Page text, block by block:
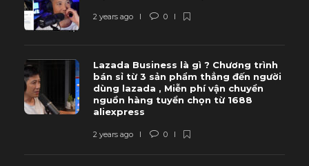
2 years ago 0
Lazada Business là gì ? Chương trình
bán sỉ từ 3 sản phẩm thẳng đến người
dùng lazada , Miễn phí vận chuyển
nguồn hàng tuyển chọn từ 1688
aliexpress
2 years ago 0